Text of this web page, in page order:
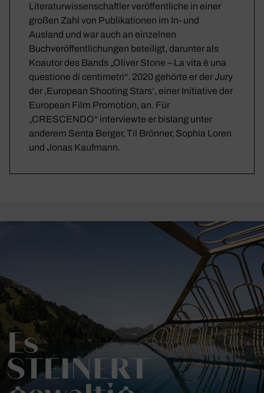
Literaturwissenschaftler veröffentliche in einer
großen Zahl von Publikationen im In- und
Ausland und war auch an einzelnen
Buchveröffentlichungen beteiligt, darunter als
Koautor des Bands „Oliver Stone – La vita è una
questione di centimetri“. 2020 gehörte er der Jury
der ‚European Shooting Stars‘, einer Initiative der
European Film Promotion, an. Für
„CRESCENDO“ interviewte er bislang unter
anderem Senta Berger, Til Brönner, Sophia Loren
und Jonas Kaufmann.